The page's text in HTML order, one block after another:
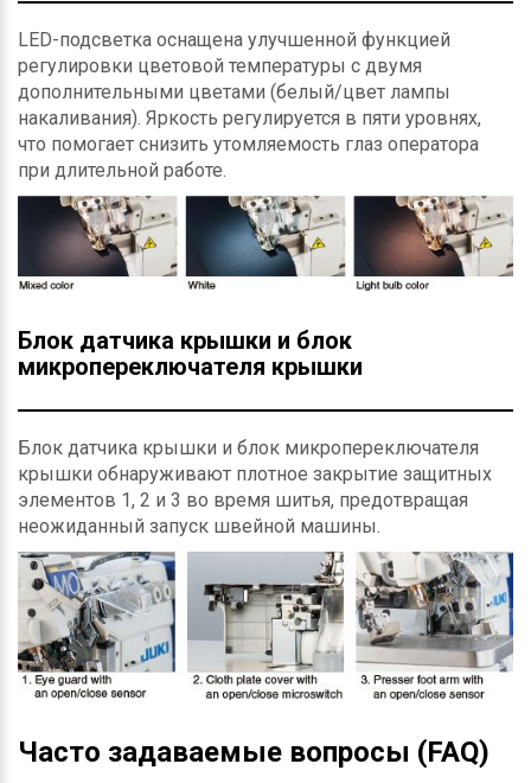
LED-подсветка оснащена улучшенной функцией
регулировки цветовой температуры с двумя
дополнительными цветами (белый/цвет лампы
накаливания). Яркость регулируется в пяти уровнях,
что помогает снизить утомляемость глаз оператора
при длительной работе.
Блок датчика крышки и блок
микропереключателя крышки
Блок датчика крышки и блок микропереключателя
крышки обнаруживают плотное закрытие защитных
элементов 1, 2 и 3 во время шитья, предотвращая
неожиданный запуск швейной машины.
Часто задаваемые вопросы (FAQ)